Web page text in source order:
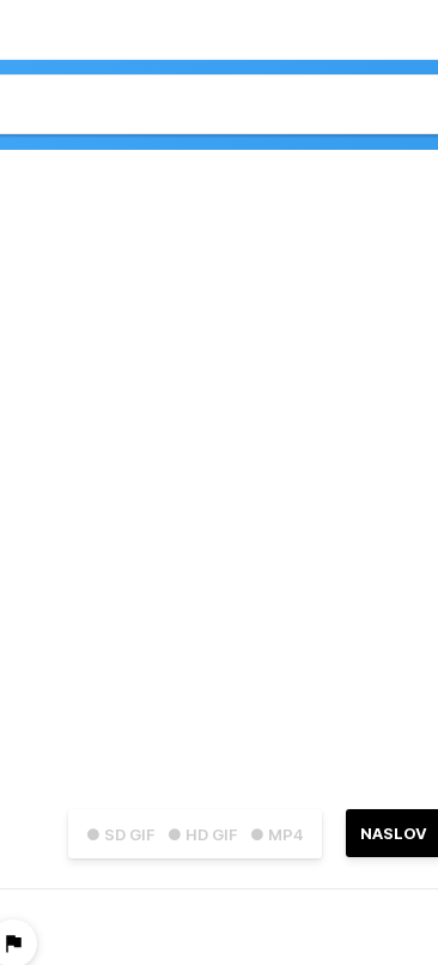
● SD GIF ● HD GIF ● MP4 NASLOV